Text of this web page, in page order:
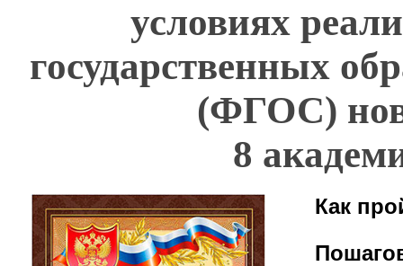
условиях
государственных
(ФГОС)
8
Как